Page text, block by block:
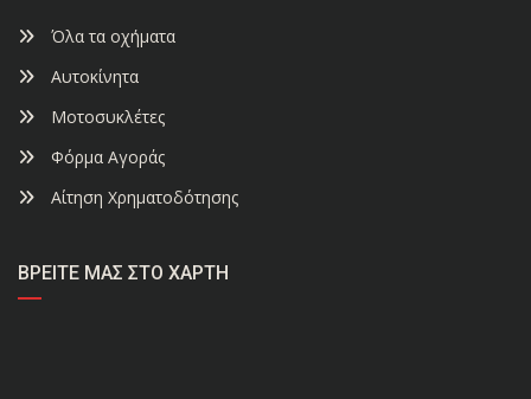
Όλα τα οχήματα
Αυτοκίνητα
Μοτοσυκλέτες
Φόρμα Αγοράς
Αίτηση Χρηματοδότησης
ΒΡΕΊΤΕ ΜΑΣ ΣΤΟ ΧΆΡΤΗ